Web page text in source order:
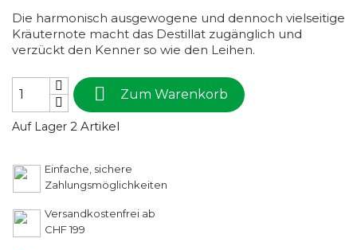
Die harmonisch ausgewogene und dennoch vielseitige
Kräuternote macht das Destillat zugänglich und
verzückt den Kenner so wie den Leihen.
 Zum Warenkorb
Auf Lager 2 Artikel
Einfache, sichere
Zahlungsmöglichkeiten
Versandkostenfrei ab
CHF 199